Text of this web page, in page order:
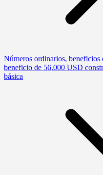
Números ordinarios, beneficios
beneficio de 56,000 USD
básica